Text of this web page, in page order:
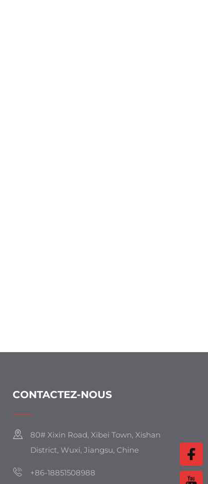
CONTACTEZ-NOUS
80# Xixin Road, Xibei Town, Xishan
District, Wuxi, Jiangsu, Chine
+86-18851508988